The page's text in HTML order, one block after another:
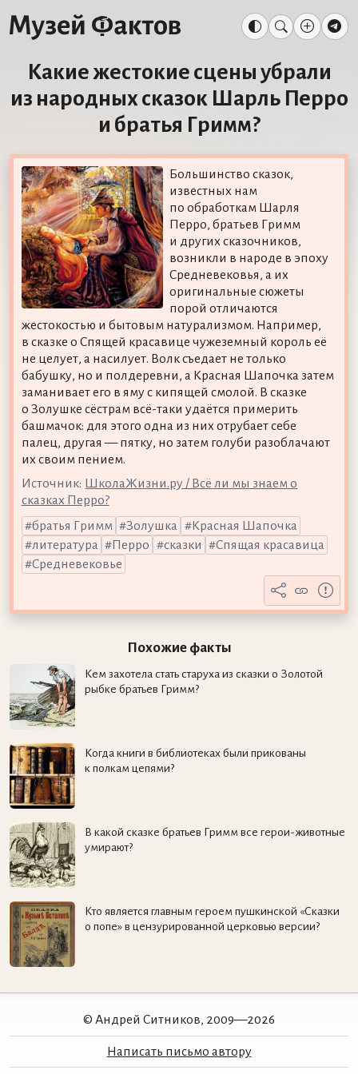
Какие жестокие сцены убрали
из народных сказок Шарль Перро
и братья Гримм?
Большинство сказок,
известных нам
по обработкам Шарля
Перро, братьев Гримм
и других сказочников,
возникли в народе в эпоху
Средневековья, а их
оригинальные сюжеты
порой отличаются
жестокостью и бытовым натурализмом. Например,
в сказке о Спящей красавице чужеземный король её
не целует, а насилует. Волк съедает не только
бабушку, но и полдеревни, а Красная Шапочка затем
заманивает его в яму с кипящей смолой. В сказке
о Золушке сёстрам всё-таки удаётся примерить
башмачок: для этого одна из них отрубает себе
палец, другая — пятку, но затем голуби разоблачают
их своим пением.
Источник: ШколаЖизни.ру / Всё ли мы знаем о
сказках Перро?
братья Гримм
Золушка
Красная Шапочка
литература
Перро сказки
Спящая красавица
Средневековье
Похожие факты
Кем захотела стать старуха из сказки о Золотой
рыбке братьев Гримм?
Когда книги в библиотеках были прикованы
к полкам цепями?
В какой сказке братьев Гримм все герои-животные
умирают?
Кто является главным героем пушкинской «Сказки
о попе» в цензурированной церковью версии?
© Андрей Ситников, 2009—2026
Написать письмо автору